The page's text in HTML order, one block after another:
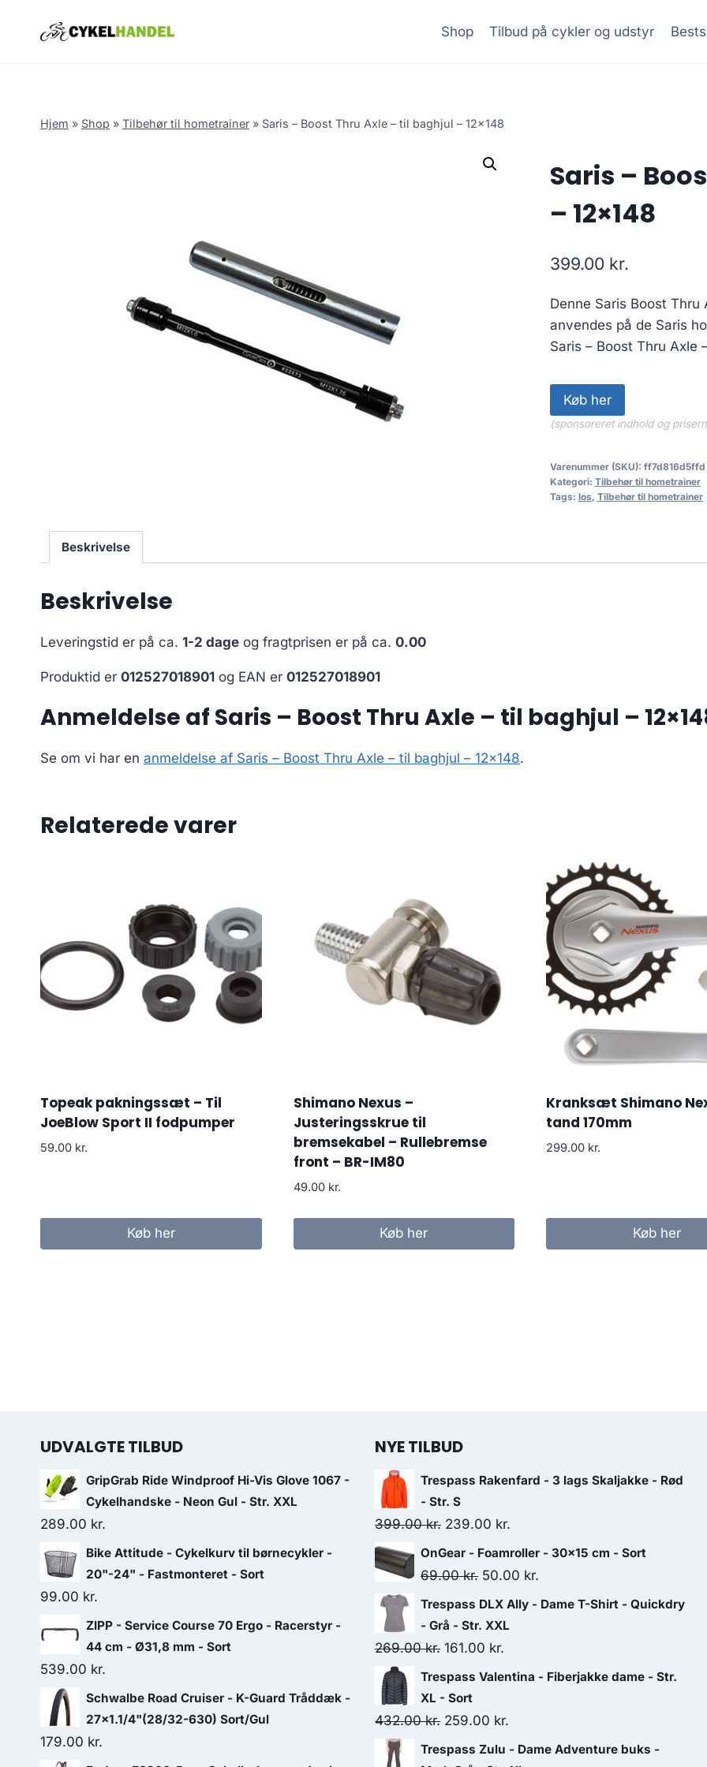
Shop Tilbud på cykler og udstyr
Hjem » Shop » Tilbehør til hometrainer » Saris – Boost Thru Axle – til baghjul – 12×148
Saris –
– 12×148
399.00 kr.
Denne Saris Boost
anvendes på de Saris
Saris – Boost Thru Axle
Køb her
(sponsoreret indhold og
Varenummer (SKU): ff7d816d5ffd
Kategori: Tilbehør til hometrainer
Tags: los, Tilbehør til hometrainer
Beskrivelse
Beskrivelse
Leveringstid er på ca. 1-2 dage og fragtprisen er på ca. 0.00
Produktid er 012527018901 og EAN er 012527018901
Anmeldelse af Saris – Boost Thru Axle – til baghjul –
Se om vi har en anmeldelse af Saris – Boost Thru Axle – til baghjul – 12×148.
Relaterede varer
Topeak pakningssæt – Til
JoeBlow Sport II fodpumper
59.00 kr.
Køb her
Shimano Nexus –
Justeringsskrue til
bremsekabel – Rullebremse
front – BR-IM80
49.00 kr.
Køb her
Kranksæt Shimano
tand 170mm
299.00 kr.
Køb her
UDVALGTE TILBUD
GripGrab Ride Windproof Hi-Vis Glove 1067 -
Cykelhandske - Neon Gul - Str. XXL
289.00 kr.
Bike Attitude - Cykelkurv til børnecykler -
20"-24" - Fastmonteret - Sort
99.00 kr.
ZIPP - Service Course 70 Ergo - Racerstyr -
44 cm - Ø31,8 mm - Sort
539.00 kr.
Schwalbe Road Cruiser - K-Guard Tråddæk -
27x1.1/4"(28/32-630) Sort/Gul
179.00 kr.
NYE TILBUD
Trespass Rakenfard - 3 lags Skaljakke - Rød
- Str. S
399.00kr. Original
price
was:
239.00 kr.
price
is:
OnGear - Foamroller - 30x15 cm - Sort
69.00kr. Original
price
was:
69.00 kr..
50.00 kr.
price
Trespass DLX Ally - Dame T-Shirt - Quickdry
- Grå - Str. XXL
269.00kr. Original
price
was:
269.00 kr..
161.00 kr.
price
161.00 kr..
Trespass Valentina - Fiberjakke dame - Str.
XL - Sort
432.00kr. Original
price
259.00 kr.
price
Trespass Zulu - Dame Adventure buks -